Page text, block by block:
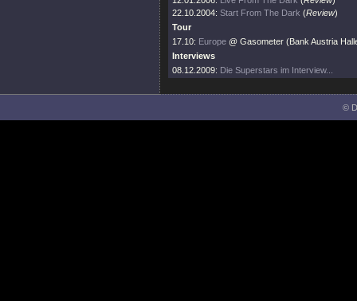
22.10.2004: Start From The Dark (Review)
Tour
17.10: Europe @ Gasometer (Bank Austria
Interviews
08.12.2009: Die Superstars im Interview...
©